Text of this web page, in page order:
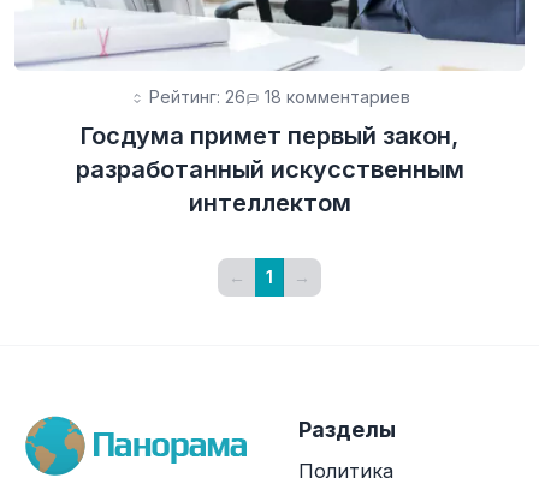
Рейтинг: 26 18 комментариев
Госдума примет первый закон,
разработанный искусственным
интеллектом
← 1 →
Разделы
Политика